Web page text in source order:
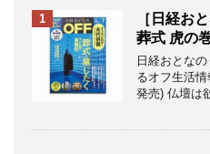
1
［日経お
葬式 虎の
日経おとな
るオフ生活
発売) 仏壇は